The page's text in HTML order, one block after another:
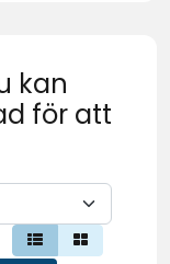
kan
för att